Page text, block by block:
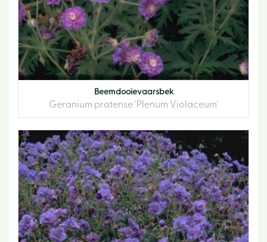
Beemdooievaarsbek
Geranium pratense 'Plenum Violaceum'